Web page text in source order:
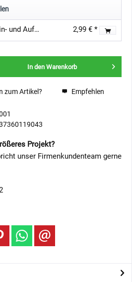
1m Verlängerung für Ein- und Aufbauleuchten 83025 + 83026 2,99 € *
In den Warenkorb
zum Artikel? Empfehlen
Projekt?
unser Firmenkundenteam gerne